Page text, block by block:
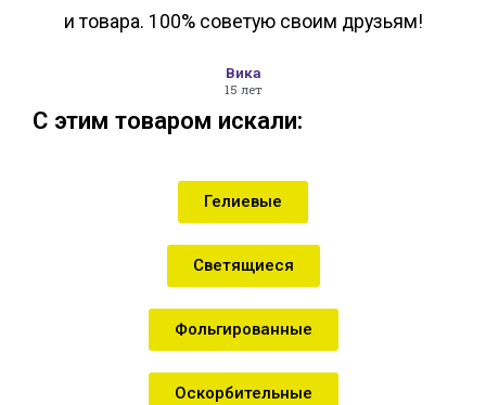
и товара. 100% советую своим друзьям!
Вика
15 лет
С этим товаром искали:
Гелиевые
Светящиеся
Фольгированные
Оскорбительные